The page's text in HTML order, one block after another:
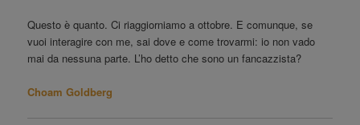
Questo è quanto. Ci riaggiorniamo a ottobre. E comunque, se
vuoi interagire con me, sai dove e come trovarmi: io non vado
mai da nessuna parte. L’ho detto che sono un fancazzista?
Choam Goldberg